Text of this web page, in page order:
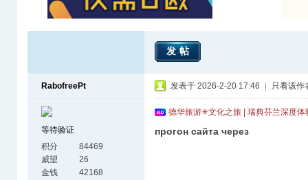
发帖
RabofreePt
等待验证
积分
84469
威望
26
金钱
42168
发表于 2026-2-20 17:46 只看该作
德华旅游✳文化之旅 | 瑞典芬兰深度
прогон сайта через